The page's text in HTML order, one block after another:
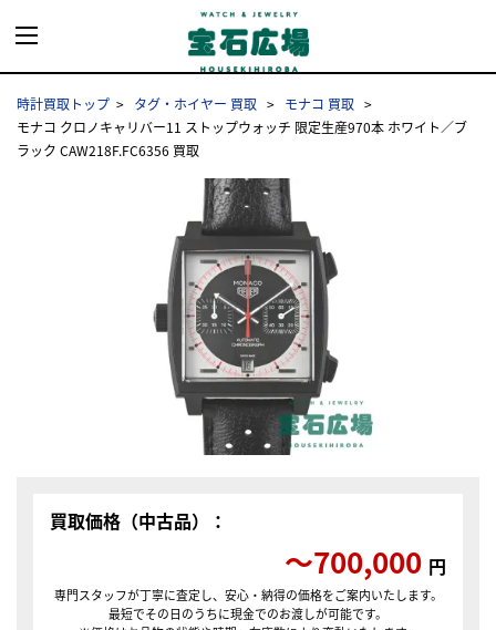
時計買取トップ タグ・ホイヤー 買取
モナコ 買取
モナコ クロノキャリバー11 ストップウォッチ 限定生産970本 ホワイト／ブ
ラック CAW218F.FC6356 買取
買取価格（中古品）：
〜700,000 円
専門スタッフが丁寧に査定し、安心・納得の価格をご案内いたします。
最短でその日のうちに現金でのお渡しが可能です。